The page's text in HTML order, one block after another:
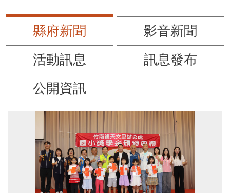
縣府新聞
影音新聞
活動訊息
訊息發布
公開資訊